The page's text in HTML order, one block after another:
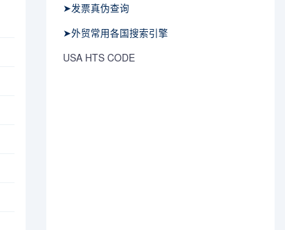
➤发票真伪查询
➤外贸常用各国搜索引擎
USA HTS CODE